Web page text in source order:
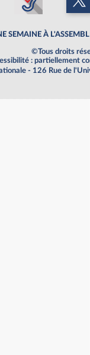
SEMAINE À
©Tous droits
: partiellement
- 126 Rue de